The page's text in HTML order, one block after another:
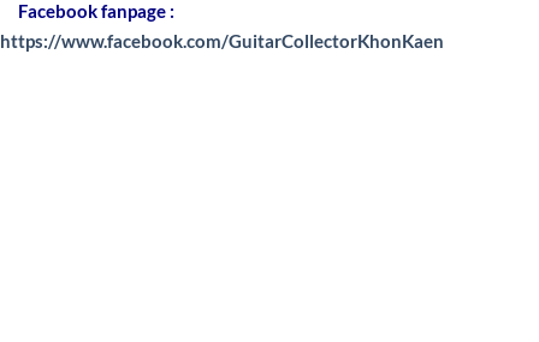
Facebook fanpage :
https://www.facebook.com/GuitarCollectorKhonKaen